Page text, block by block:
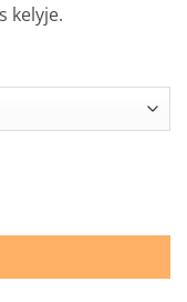
kelyje.